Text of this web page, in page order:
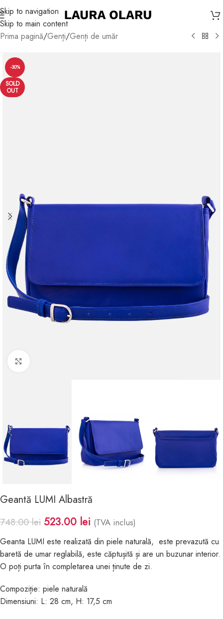
Skip to navigation
Skip to main content
Prima pagină/Genți/Genți de umăr
-30%
SOLD
OUT
Geantă LUMI Albastră
748.00lei 523.00 lei (TVA inclus)
Geanta LUMI este realizată din piele naturală, este prevazută cu
baretă de umar reglabilă, este căptușită și are un buzunar interior.
O poți purta în completarea unei ținute de zi.
Compoziție: piele naturală
Dimensiuni: L: 28 cm, H: 17,5 cm